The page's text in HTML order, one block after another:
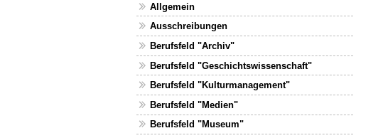
Allgemein
Ausschreibungen
Berufsfeld "Archiv"
Berufsfeld "Geschichtswissenschaft"
Berufsfeld "Kulturmanagement"
Berufsfeld "Medien"
Berufsfeld "Museum"